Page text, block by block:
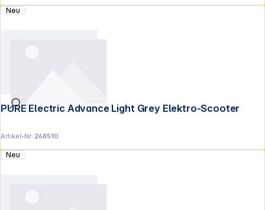
Neu
PURE Electric Advance Light Grey Elektro-Scooter
Artikel-Nr.:268510
Neu